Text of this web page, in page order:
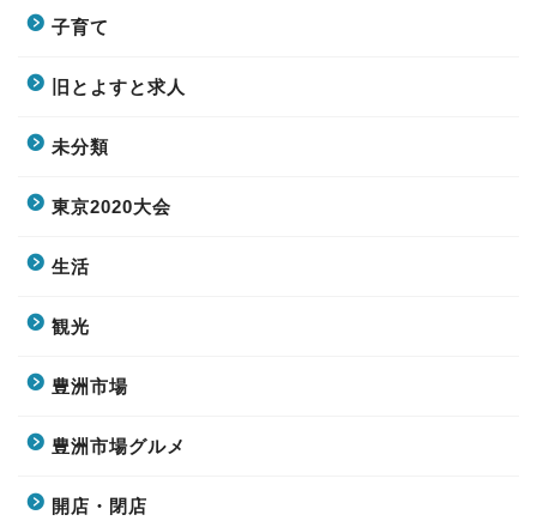
子育て
旧とよすと求人
未分類
東京2020大会
生活
観光
豊洲市場
豊洲市場グルメ
開店・閉店